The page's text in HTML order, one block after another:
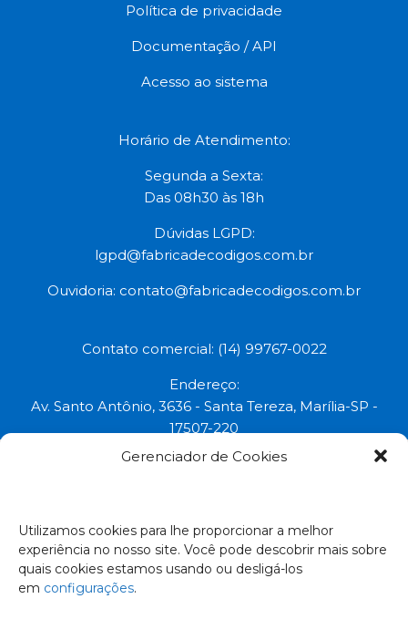
Gerenciador de Cookies
Utilizamos cookies para lhe proporcionar a melhor
experiência no nosso site. Você pode descobrir mais sobre
quais cookies estamos usando ou desligá-los
em configurações.
Política de privacidade
Documentação / API
Acesso ao sistema
Horário de Atendimento:
Segunda a Sexta:
Das 08h30 às 18h
Dúvidas LGPD:
lgpd@fabricadecodigos.com.br
Ouvidoria: contato@fabricadecodigos.com.br
Contato comercial: (14) 99767-0022
Endereço:
Av. Santo Antônio, 3636 - Santa Tereza, Marília-SP -
17507-220
Todos os direitos reservados © 2023.
Empresa Certificada: